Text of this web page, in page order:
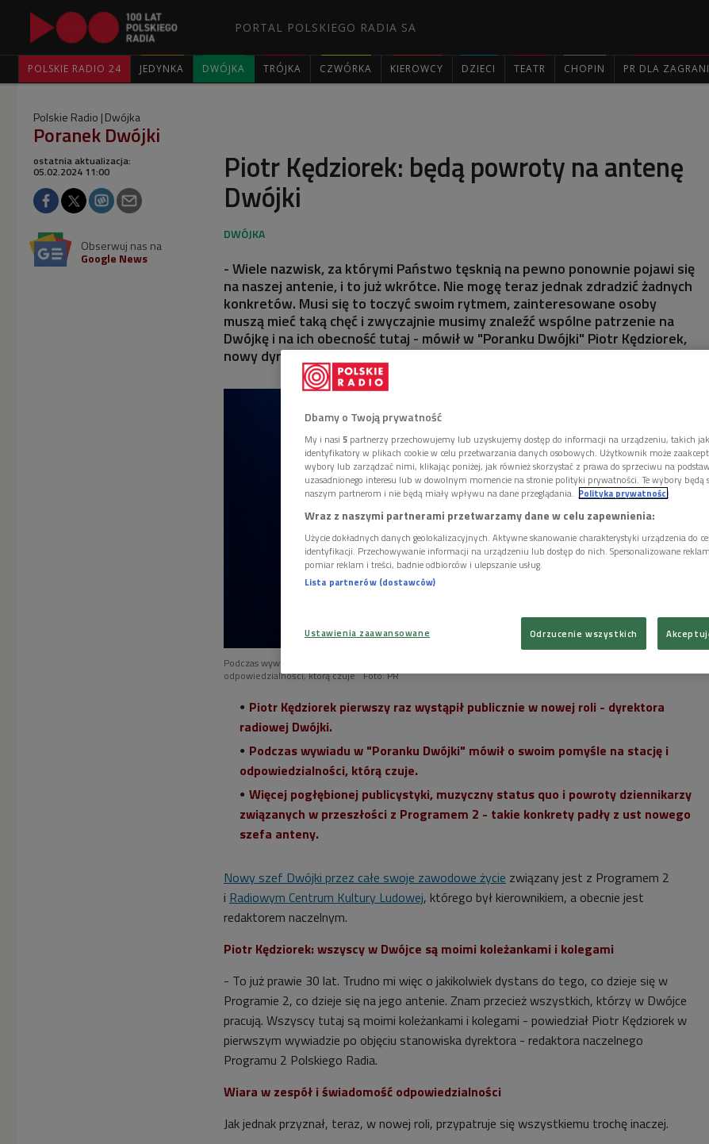
PORTAL POLSKIEGO RADIA SA
POLSKIE RADIO 24 JEDYNKA DWÓJKA TRÓJKA CZWÓRKA KIEROWCY DZIECI TEATR CHOPIN PR DLA
Polskie Radio Dwójka
Poranek Dwójki
Piotr Kędziorek: będą powroty na antenę
Dwójki
ostatnia aktualizacja:
05.02.2024 11:00
Obserwuj nas na
Google News
- Wiele nazwisk, za którymi Państwo tęsknią na pewno ponownie pojawi się
na naszej antenie, i to już wkrótce. Nie mogę teraz jednak zdradzić żadnych
konkretów. Musi się to toczyć swoim rytmem, zainteresowane osoby
muszą mieć taką chęć i zwyczajnie musimy znaleźć wspólne patrzenie na
Dwójkę i na ich obecność tutaj - mówił w "Poranku Dwójki" Piotr Kędziorek,
nowy dyrektor - redaktor naczelny Programu 2 Polskiego Radia.
Podczas wywiadu w "Poranku Dwójki" Piotr Kędziorek mówił o swoim pomyśle na Program 2 i
odpowiedzialności, którą czuje Foto: PR
Piotr Kędziorek pierwszy raz wystąpił publicznie w nowej roli - dyrektora
radiowej Dwójki.
Podczas wywiadu w "Poranku Dwójki" mówił o swoim pomyśle na stację i
odpowiedzialności, którą czuje.
Więcej pogłębionej publicystyki, muzyczny status quo i powroty dziennikarzy
związanych w przeszłości z Programem 2 - takie konkrety padły z ust nowego
szefa anteny.
Nowy szef Dwójki przez całe swoje zawodowe życie związany jest z Programem 2
i Radiowym Centrum Kultury Ludowej, którego był kierownikiem, a obecnie jest
redaktorem naczelnym.
Piotr Kędziorek: wszyscy w Dwójce są moimi koleżankami i kolegami
- To już prawie 30 lat. Trudno mi więc o jakikolwiek dystans do tego, co dzieje się w
Programie 2, co dzieje się na jego antenie. Znam przecież wszystkich, którzy w Dwójce
pracują. Wszyscy tutaj są moimi koleżankami i kolegami - powiedział Piotr Kędziorek w
pierwszym wywiadzie po objęciu stanowiska dyrektora - redaktora naczelnego
Programu 2 Polskiego Radia.
Wiara w zespół i świadomość odpowiedzialności
Jak jednak przyznał, teraz, w nowej roli, przypatruje się wszystkiemu trochę inaczej.
Dbamy o Twoją prywatność
My i nasi 5 partnerzy przechowujemy lub uzyskujemy dostęp do informacji na urządzeniu, takich
identyfikatory w plikach cookie w celu przetwarzania danych osobowych. Użytkownik może
wybory lub zarządzać nimi, klikając poniżej, jak również skorzystać z prawa do sprzeciwu na
uzasadnionego interesu lub w dowolnym momencie na stronie polityki prywatności. Te wybory będą
naszym partnerom i nie będą miały wpływu na dane przeglądania. Polityka prywatności
Wraz z naszymi partnerami przetwarzamy dane w celu zapewnienia:
Użycie dokładnych danych geolokalizacyjnych. Aktywne skanowanie charakterystyki urządzenia do
identyfikacji. Przechowywanie informacji na urządzeniu lub dostęp do nich. Spersonalizowane
pomiar reklam i treści, badnie odbiorców i ulepszanie usług.
Lista partnerów (dostawców)
Ustawienia zaawansowane Odrzucenie wszystkich